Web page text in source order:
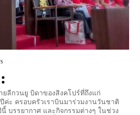
ยลีกวนยู บิดาของสิงคโปร์ที่ถึงแก่
ค่ะ ครอบครัวเราบินมาร่วมงานวันชาติ
บรรยากาศ และกิจกรรมต่างๆ ในช่วง